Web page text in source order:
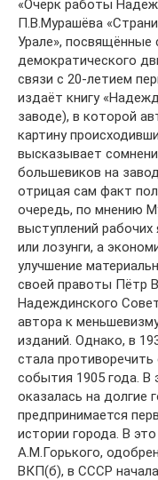
«Очерк работы
П.В.Мурашёва
Урале», посвящённые
демократического
связи с 20-летием
издаёт книгу
заводе), в которой
картину
высказывает
большевиков на
отрицая сам факт
очередь, по мнению
выступлений рабочих
или лозунги, а
улучшение
своей правоты Пётр
Надеждинского
автора к
изданий. Однако, в
стала
события 1905 года. В
оказалась на долгие
предпринимается
истории города. В
А.М.Горького,
ВКП(б), в СССР